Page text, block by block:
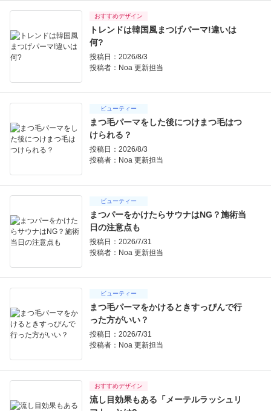
おすすめデザイン
トレンドは韓国風まつげパーマ!違いは
何?
投稿日：2026/8/3
投稿者： Noa 更新担当
ビューティー
まつ毛パーマをした後につけまつ毛はつ
けられる？
投稿日：2026/8/3
投稿者： Noa 更新担当
ビューティー
まつパーをかけたらサウナはNG？施術当
日の注意点も
投稿日：2026/7/31
投稿者： Noa 更新担当
ビューティー
まつ毛パーマをかけるときすっぴんで行
った方がいい？
投稿日：2026/7/31
投稿者： Noa 更新担当
おすすめデザイン
流し目効果もある「メーテルラッシュリ